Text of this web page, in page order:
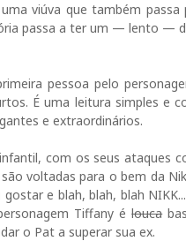
viúva que também
passa a ter um — lento —
pessoa pelo
É uma leitura simples e
e extraordinários.
com os seus ataques
voltadas para o bem da
e blah, blah, blah
Tiffany élouca
o Pat a superar sua ex.